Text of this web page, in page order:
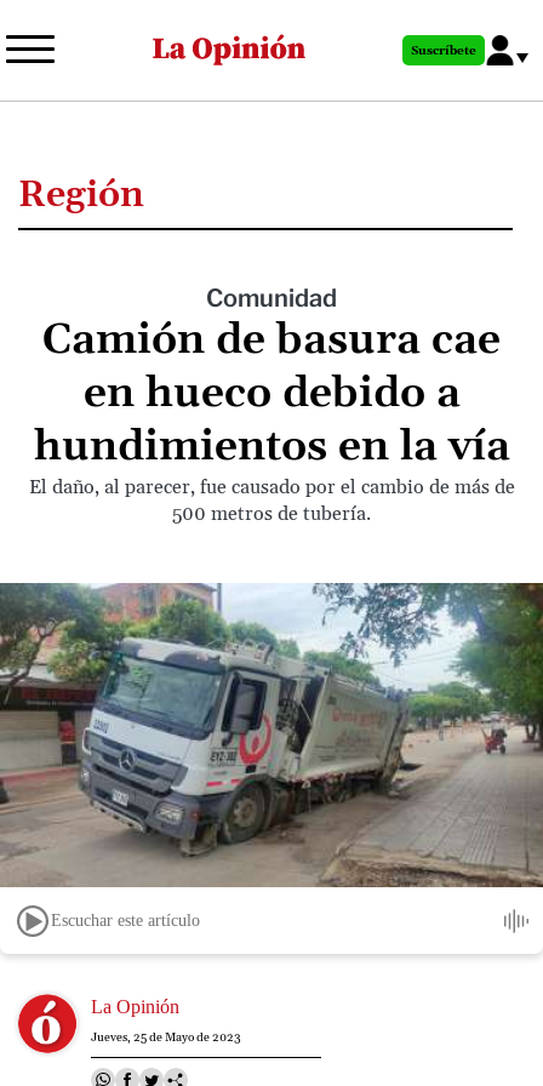
al
principal
Suscríbete
Región
Comunidad
Camión de basura cae
en hueco debido a
hundimientos en la vía
El daño, al parecer, fue causado por el cambio de más de
500 metros de tubería.
Escuchar este artículo
Image La Opinión
Jueves, 25 de Mayo de 2023